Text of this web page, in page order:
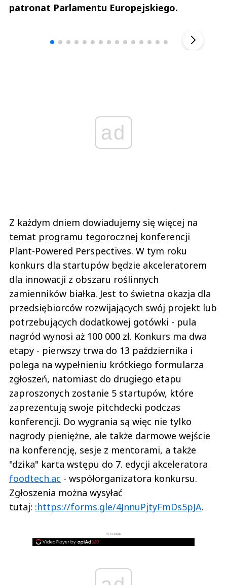
patronat Parlamentu Europejskiego.
ad
Z każdym dniem dowiadujemy się więcej na
temat programu tegorocznej konferencji
Plant-Powered Perspectives. W tym roku
konkurs dla startupów będzie akceleratorem
dla innowacji z obszaru roślinnych
zamienników białka. Jest to świetna okazja dla
przedsiębiorców rozwijających swój projekt lub
potrzebujących dodatkowej gotówki - pula
nagród wynosi aż 100 000 zł. Konkurs ma dwa
etapy - pierwszy trwa do 13 października i
polega na wypełnieniu krótkiego formularza
zgłoszeń, natomiast do drugiego etapu
zaproszonych zostanie 5 startupów, które
zaprezentują swoje pitchdecki podczas
konferencji. Do wygrania są więc nie tylko
nagrody pieniężne, ale także darmowe wejście
na konferencję, sesje z mentorami, a także
"dzika" karta wstępu do 7. edycji akceleratora
foodtech.ac - współorganizatora konkursu.
Zgłoszenia można wysyłać
tutaj: :https://forms.gle/4JnnuPjtyFmDs5pJA.
REKLAMA